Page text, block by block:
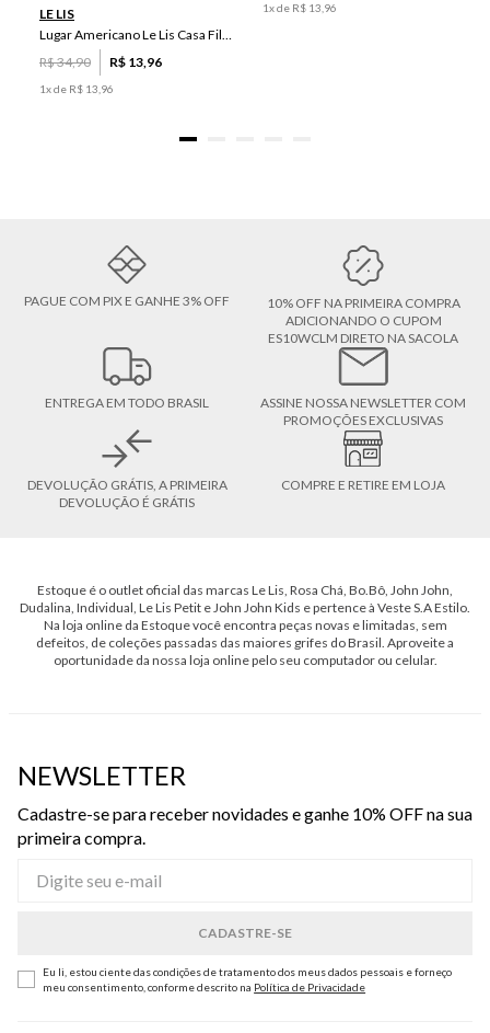
LE LIS
Lugar Americano Le Lis Casa Filipa
R$34,90 R$ 13 96
1x de R$ 13 96
1x de R$ 13 96
PAGUE COM PIX E GANHE 3% OFF
10% OFF NA PRIMEIRA COMPRA
ADICIONANDO O CUPOM
ES10WCLM DIRETO NA SACOLA
ENTREGA EM TODO BRASIL
ASSINE NOSSA NEWSLETTER COM
PROMOÇÕES EXCLUSIVAS
DEVOLUÇÃO GRÁTIS, A PRIMEIRA
DEVOLUÇÃO É GRÁTIS
COMPRE E RETIRE EM LOJA
Estoque é o outlet oficial das marcas Le Lis, Rosa Chá, Bo.Bô, John John,
Dudalina, Individual, Le Lis Petit e John John Kids e pertence à Veste S.A Estilo.
Na loja online da Estoque você encontra peças novas e limitadas, sem
defeitos, de coleções passadas das maiores grifes do Brasil. Aproveite a
oportunidade da nossa loja online pelo seu computador ou celular.
NEWSLETTER
Cadastre-se para receber novidades e ganhe 10% OFF na sua
primeira compra.
Eu li, estou ciente das condições de tratamento dos meus dados pessoais e forneço
meu consentimento, conforme descrito na Política de Privacidade